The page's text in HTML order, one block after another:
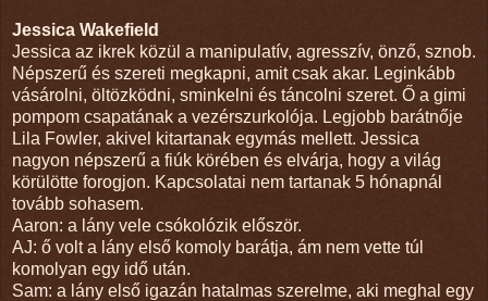
Jessica Wakefield
Jessica az ikrek közül a manipulatív, agresszív, önző, sznob.
Népszerű és szereti megkapni, amit csak akar. Leginkább
vásárolni, öltözködni, sminkelni és táncolni szeret. Ő a gimi
pompom csapatának a vezérszurkolója. Legjobb barátnője
Lila Fowler, akivel kitartanak egymás mellett. Jessica
nagyon népszerű a fiúk körében és elvárja, hogy a világ
körülötte forogjon. Kapcsolatai nem tartanak 5 hónapnál
tovább sohasem.
Aaron: a lány vele csókolózik először.
AJ: ő volt a lány első komoly barátja, ám nem vette túl
komolyan egy idő után.
Sam: a lány első igazán hatalmas szerelme, aki meghal egy